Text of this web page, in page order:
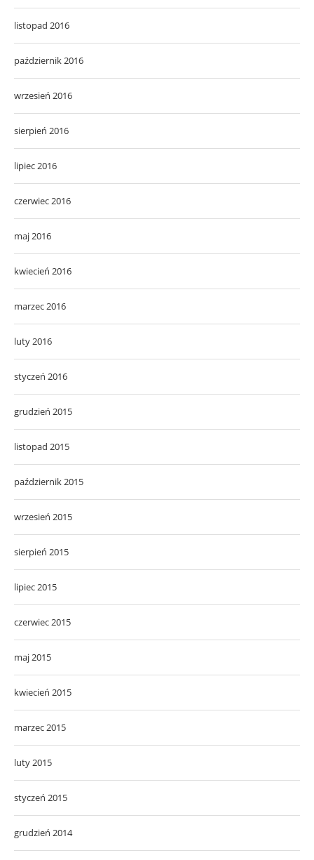
listopad 2016
październik 2016
wrzesień 2016
sierpień 2016
lipiec 2016
czerwiec 2016
maj 2016
kwiecień 2016
marzec 2016
luty 2016
styczeń 2016
grudzień 2015
listopad 2015
październik 2015
wrzesień 2015
sierpień 2015
lipiec 2015
czerwiec 2015
maj 2015
kwiecień 2015
marzec 2015
luty 2015
styczeń 2015
grudzień 2014